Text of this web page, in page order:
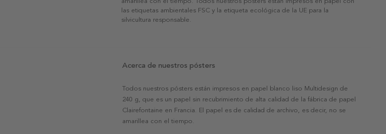
las etiquetas ambientales FSC y la etiqueta ecológica de la UE para la
silvicultura responsable.
Acerca de nuestros pósters
Todos nuestros pósters están impresos en papel blanco liso Multidesign de
240 g, que es un papel sin recubrimiento de alta calidad de la fábrica de papel
Clairefontaine en Francia. El papel es de calidad de archivo, es decir, no se
amarillea con el tiempo.